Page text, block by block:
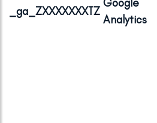
_ga_ZXXXXXXXTZ
Analytics